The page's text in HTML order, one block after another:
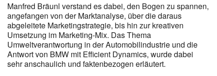
Manfred Bräunl verstand es dabei, den Bogen zu spannen,
angefangen von der Marktanalyse, über die daraus
abgeleitete Marketingstrategie, bis hin zur kreativen
Umsetzung im Marketing-Mix. Das Thema
Umweltverantwortung in der Automobilindustrie und die
Antwort von BMW mit Efficient Dynamics, wurde dabei
sehr anschaulich und faktenbezogen erläutert.